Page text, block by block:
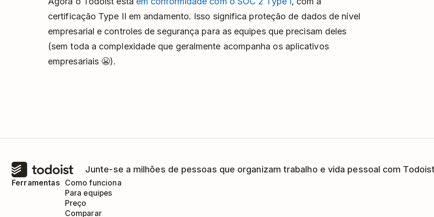
certificação Type II em andamento. Isso significa proteção de dados de nível
empresarial e controles de segurança para as equipes que precisam deles
(sem toda a complexidade que geralmente acompanha os aplicativos
empresariais 😬).
Junte-se a milhões de pessoas que organizam trabalho e vida pessoal com
Ferramentas
Como funciona
Para equipes
Preço
Comparar